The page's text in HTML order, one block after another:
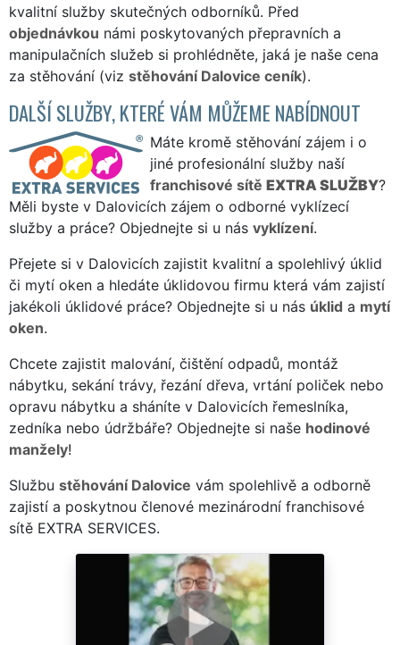
kvalitní služby skutečných odborníků. Před
objednávkou námi poskytovaných přepravních a
manipulačních služeb si prohlédněte, jaká je naše cena
za stěhování (viz stěhování Dalovice ceník).
DALŠÍ SLUŽBY, KTERÉ VÁM MŮŽEME NABÍDNOUT
Máte kromě stěhování zájem i o
jiné profesionální služby naší
franchisové sítě EXTRA SLUŽBY?
Měli byste v Dalovicích zájem o odborné vyklízecí
služby a práce? Objednejte si u nás vyklízení.
Přejete si v Dalovicích zajistit kvalitní a spolehlivý úklid
či mytí oken a hledáte úklidovou firmu která vám zajistí
jakékoli úklidové práce? Objednejte si u nás úklid a mytí
oken.
Chcete zajistit malování, čištění odpadů, montáž
nábytku, sekání trávy, řezání dřeva, vrtání poliček nebo
opravu nábytku a sháníte v Dalovicích řemeslníka,
zedníka nebo údržbáře? Objednejte si naše hodinové
manžely!
Službu stěhování Dalovice vám spolehlivě a odborně
zajistí a poskytnou členové mezinárodní franchisové
sítě EXTRA SERVICES.